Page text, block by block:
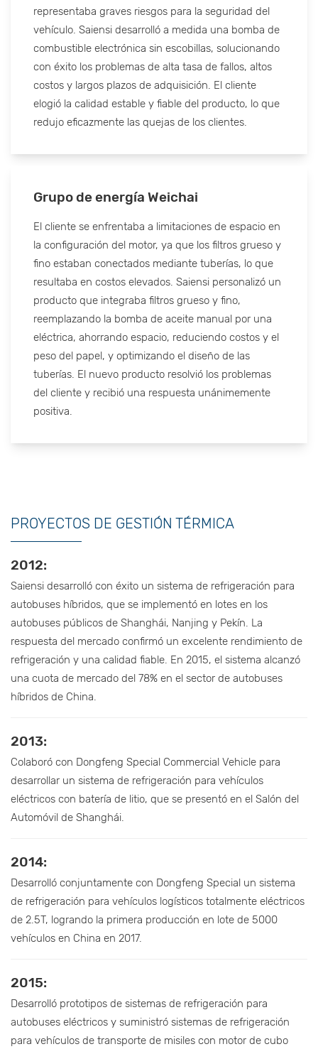
representaba graves riesgos para la seguridad del
vehículo. Saiensi desarrolló a medida una bomba de
combustible electrónica sin escobillas, solucionando
con éxito los problemas de alta tasa de fallos, altos
costos y largos plazos de adquisición. El cliente
elogió la calidad estable y fiable del producto, lo que
redujo eficazmente las quejas de los clientes.
Grupo de energía Weichai
El cliente se enfrentaba a limitaciones de espacio en
la configuración del motor, ya que los filtros grueso y
fino estaban conectados mediante tuberías, lo que
resultaba en costos elevados. Saiensi personalizó un
producto que integraba filtros grueso y fino,
reemplazando la bomba de aceite manual por una
eléctrica, ahorrando espacio, reduciendo costos y el
peso del papel, y optimizando el diseño de las
tuberías. El nuevo producto resolvió los problemas
del cliente y recibió una respuesta unánimemente
positiva.
PROYECTOS DE GESTIÓN TÉRMICA
2012:
Saiensi desarrolló con éxito un sistema de refrigeración para
autobuses híbridos, que se implementó en lotes en los
autobuses públicos de Shanghái, Nanjing y Pekín. La
respuesta del mercado confirmó un excelente rendimiento de
refrigeración y una calidad fiable. En 2015, el sistema alcanzó
una cuota de mercado del 78% en el sector de autobuses
híbridos de China.
2013:
Colaboró con Dongfeng Special Commercial Vehicle para
desarrollar un sistema de refrigeración para vehículos
eléctricos con batería de litio, que se presentó en el Salón del
Automóvil de Shanghái.
2014:
Desarrolló conjuntamente con Dongfeng Special un sistema
de refrigeración para vehículos logísticos totalmente eléctricos
de 2.5T, logrando la primera producción en lote de 5000
vehículos en China en 2017.
2015:
Desarrolló prototipos de sistemas de refrigeración para
autobuses eléctricos y suministró sistemas de refrigeración
para vehículos de transporte de misiles con motor de cubo